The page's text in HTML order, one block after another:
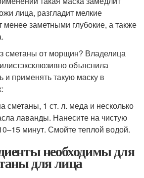
лица, разгладит мелкие
менее заметными глубокие, а также
сметаны от морщин? Владелица
объяснила
и применять такую маску в
сметаны, 1 ст. л. меда и несколько
лаванды. Нанесите на чистую
минут. Смойте теплой водой.
необходимы для
для лица